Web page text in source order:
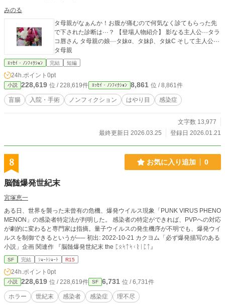
みのる
タ母親がなぁんか！お腹が痛むので何気なく診てもらった先
で下された診断は···？ 【登場人物紹介】 影なる主人公···タラ
コ唇さん タ母親の娘···タ妹‪α‬、タ妹β、タ妹C そして主人公···
タ母親
ｴｯｾｲ・ﾉﾝﾌｨｸｼｮﾝ 完結 短編
24h.ポイント 0pt
小説 228,619 位 / 228,619件 ｴｯｾｲ・ﾉﾝﾌｨｸｼｮﾝ 8,861 位 / 8,861件
盲腸 入院・手術 ノンフィクション はやり目 感染症
文字数 13,977
最終更新日 2026.03.25
登録日 2026.01.21
8 お気に入り追加 0
脳髄爆発世紀末
宮塚恵一
ある日、世界を襲った未曾有の危機、爆発ウイルス現象「PUNK VIRUS PHENO
MENON」の感染者特定法が判明した。 感染者の特定ができれば、PVPへの対応
が劇的に変わると専門家は指摘。量子ウイルスの発生機序が不明でも、爆発ウイ
ルスを制御できるというが── 初出: 2022-10-21 カクヨム「必ず爆発描写のある
小説」企画 関連作 『脳髄爆発世紀末 the ᛈᛟᛋᛏᛋᚲᚱᛁᛈᛏ』
SF 完結 ｼｮｰﾄｼｮｰﾄ R15
24h.ポイント 0pt
小説 228,619 位 / 228,619件 SF 6,731 位 / 6,731件
ホラー 世紀末 感染者 感染症 理不尽